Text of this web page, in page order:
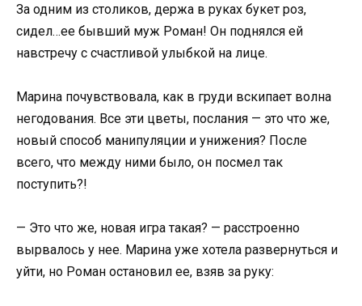
За одним из столиков, держа в руках букет роз,
сидел…ее бывший муж Роман! Он поднялся ей
навстречу с счастливой улыбкой на лице.
Марина почувствовала, как в груди вскипает волна
негодования. Все эти цветы, послания — это что же,
новый способ манипуляции и унижения? После
всего, что между ними было, он посмел так
поступить?!
— Это что же, новая игра такая? — расстроенно
вырвалось у нее. Марина уже хотела развернуться и
уйти, но Роман остановил ее, взяв за руку: